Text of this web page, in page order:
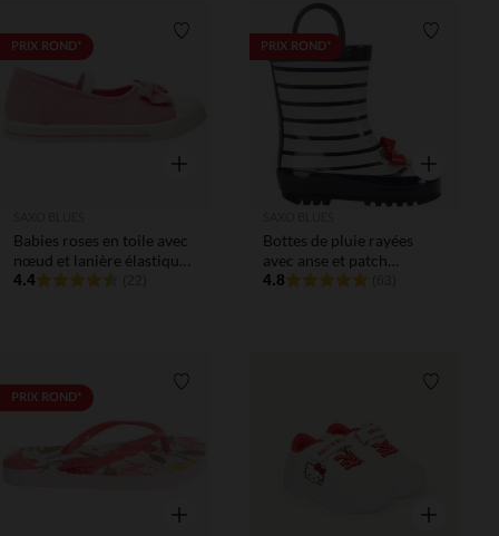
PRIX ROND* Liste de souhaits
Aperçu rapide
Babies roses en toile avec
nœud et lanière élastiquée
fille
4.4
PRIX ROND*
Aperçu
Bottes de pluie rayées
avec anse et patch
fantaisie fille
4.8
PRIX ROND*
Aperçu rapide Aperçu